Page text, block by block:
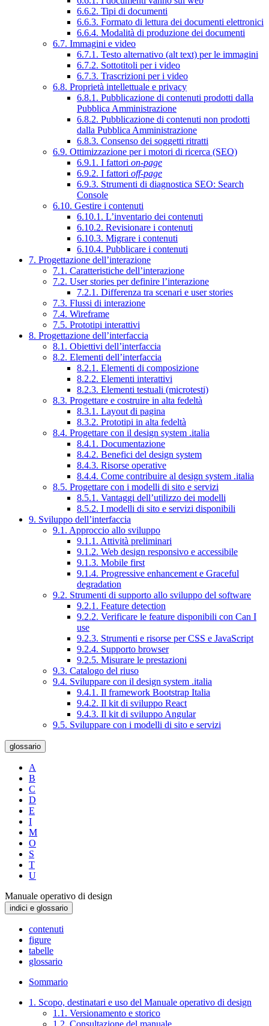
6.6.2. Tipi di documenti
6.6.3. Formato di lettura dei documenti elettronici
6.6.4. Modalità di produzione dei documenti
6.7. Immagini e video
6.7.1. Testo alternativo (alt text) per le immagini
6.7.2. Sottotitoli per i video
6.7.3. Trascrizioni per i video
6.8. Proprietà intellettuale e privacy
6.8.1. Pubblicazione di contenuti prodotti dalla
Pubblica Amministrazione
6.8.2. Pubblicazione di contenuti non prodotti
dalla Pubblica Amministrazione
6.8.3. Consenso dei soggetti ritratti
6.9. Ottimizzazione per i motori di ricerca (SEO)
6.9.1. I fattori on-page
6.9.2. I fattori off-page
6.9.3. Strumenti di diagnostica SEO: Search
Console
6.10. Gestire i contenuti
6.10.1. L’inventario dei contenuti
6.10.2. Revisionare i contenuti
6.10.3. Migrare i contenuti
6.10.4. Pubblicare i contenuti
7. Progettazione dell’interazione
7.1. Caratteristiche dell’interazione
7.2. User stories per definire l’interazione
7.2.1. Differenza tra scenari e user stories
7.3. Flussi di interazione
7.4. Wireframe
7.5. Prototipi interattivi
8. Progettazione dell’interfaccia
8.1. Obiettivi dell’interfaccia
8.2. Elementi dell’interfaccia
8.2.1. Elementi di composizione
8.2.2. Elementi interattivi
8.2.3. Elementi testuali (microtesti)
8.3. Progettare e costruire in alta fedeltà
8.3.1. Layout di pagina
8.3.2. Prototipi in alta fedeltà
8.4. Progettare con il design system .italia
8.4.1. Documentazione
8.4.2. Benefici del design system
8.4.3. Risorse operative
8.4.4. Come contribuire al design system .italia
8.5. Progettare con i modelli di sito e servizi
8.5.1. Vantaggi dell’utilizzo dei modelli
8.5.2. I modelli di sito e servizi disponibili
9. Sviluppo dell’interfaccia
9.1. Approccio allo sviluppo
9.1.1. Attività preliminari
9.1.2. Web design responsivo e accessibile
9.1.3. Mobile first
9.1.4. Progressive enhancement e Graceful
degradation
9.2. Strumenti di supporto allo sviluppo del software
9.2.1. Feature detection
9.2.2. Verificare le feature disponibili con Can I
use
9.2.3. Strumenti e risorse per CSS e JavaScript
9.2.4. Supporto browser
9.2.5. Misurare le prestazioni
9.3. Catalogo del riuso
9.4. Sviluppare con il design system .italia
9.4.1. Il framework Bootstrap Italia
9.4.2. Il kit di sviluppo React
9.4.3. Il kit di sviluppo Angular
9.5. Sviluppare con i modelli di sito e servizi
glossario
A
B
C
D
E
I
M
O
S
T
U
Manuale operativo di design
indici e glossario
contenuti
figure
tabelle
glossario
Sommario
1. Scopo, destinatari e uso del Manuale operativo di design
1.1. Versionamento e storico
1.2. Consultazione del manuale